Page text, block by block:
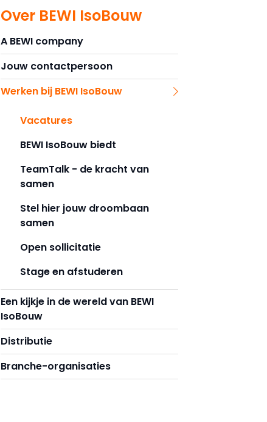
Over BEWI IsoBouw
A BEWI company
Jouw contactpersoon
Werken bij BEWI IsoBouw
Vacatures
BEWI IsoBouw biedt
TeamTalk - de kracht van
samen
Stel hier jouw droombaan
samen
Open sollicitatie
Stage en afstuderen
Een kijkje in de wereld van BEWI
IsoBouw
Distributie
Branche-organisaties